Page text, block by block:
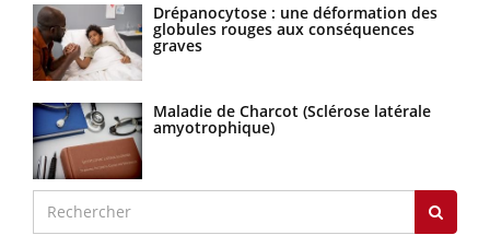
Drépanocytose : une déformation des
globules rouges aux conséquences
graves
Maladie de Charcot (Sclérose latérale
amyotrophique)